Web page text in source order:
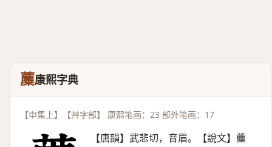
蘪康熙字典
【申集上】【艸字部】 康熙笔画：23 部外笔画：17
【唐韻】武悲切，音眉。【說文】蘪